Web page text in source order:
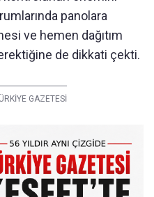
panolara
ve hemen dağıtım
de dikkati çekti.
GAZETESİ